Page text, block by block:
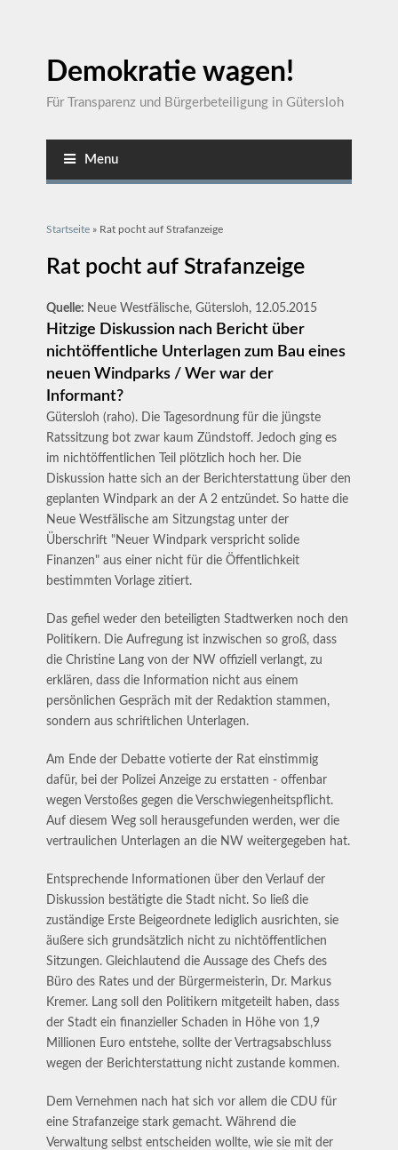
Demokratie wagen!
Für Transparenz und Bürgerbeteiligung in Gütersloh
Menu
Sie sind hier
Startseite » Rat pocht auf Strafanzeige
Rat pocht auf Strafanzeige
Quelle: Neue Westfälische, Gütersloh, 12.05.2015
Hitzige Diskussion nach Bericht über
nichtöffentliche Unterlagen zum Bau eines
neuen Windparks / Wer war der
Informant?
Gütersloh (raho). Die Tagesordnung für die jüngste
Ratssitzung bot zwar kaum Zündstoff. Jedoch ging es
im nichtöffentlichen Teil plötzlich hoch her. Die
Diskussion hatte sich an der Berichterstattung über den
geplanten Windpark an der A 2 entzündet. So hatte die
Neue Westfälische am Sitzungstag unter der
Überschrift "Neuer Windpark verspricht solide
Finanzen" aus einer nicht für die Öffentlichkeit
bestimmten Vorlage zitiert.
Das gefiel weder den beteiligten Stadtwerken noch den
Politikern. Die Aufregung ist inzwischen so groß, dass
die Christine Lang von der NW offiziell verlangt, zu
erklären, dass die Information nicht aus einem
persönlichen Gespräch mit der Redaktion stammen,
sondern aus schriftlichen Unterlagen.
Am Ende der Debatte votierte der Rat einstimmig
dafür, bei der Polizei Anzeige zu erstatten - offenbar
wegen Verstoßes gegen die Verschwiegenheitspflicht.
Auf diesem Weg soll herausgefunden werden, wer die
vertraulichen Unterlagen an die NW weitergegeben hat.
Entsprechende Informationen über den Verlauf der
Diskussion bestätigte die Stadt nicht. So ließ die
zuständige Erste Beigeordnete lediglich ausrichten, sie
äußere sich grundsätzlich nicht zu nichtöffentlichen
Sitzungen. Gleichlautend die Aussage des Chefs des
Büro des Rates und der Bürgermeisterin, Dr. Markus
Kremer. Lang soll den Politikern mitgeteilt haben, dass
der Stadt ein finanzieller Schaden in Höhe von 1,9
Millionen Euro entstehe, sollte der Vertragsabschluss
wegen der Berichterstattung nicht zustande kommen.
Dem Vernehmen nach hat sich vor allem die CDU für
eine Strafanzeige stark gemacht. Während die
Verwaltung selbst entscheiden wollte, wie sie mit der